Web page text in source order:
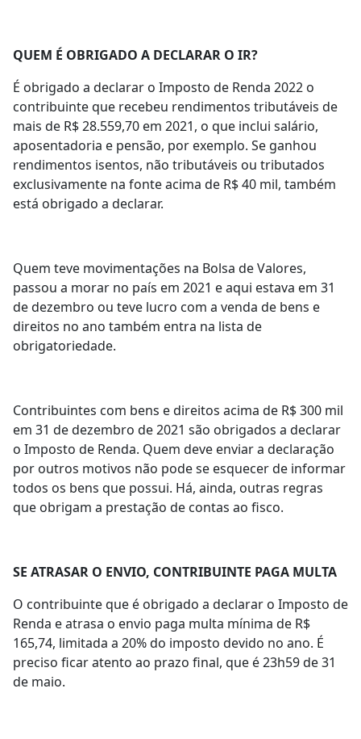
QUEM É OBRIGADO A DECLARAR O IR?
É obrigado a declarar o Imposto de Renda 2022 o
contribuinte que recebeu rendimentos tributáveis de
mais de R$ 28.559,70 em 2021, o que inclui salário,
aposentadoria e pensão, por exemplo. Se ganhou
rendimentos isentos, não tributáveis ou tributados
exclusivamente na fonte acima de R$ 40 mil, também
está obrigado a declarar.
Quem teve movimentações na Bolsa de Valores,
passou a morar no país em 2021 e aqui estava em 31
de dezembro ou teve lucro com a venda de bens e
direitos no ano também entra na lista de
obrigatoriedade.
Contribuintes com bens e direitos acima de R$ 300 mil
em 31 de dezembro de 2021 são obrigados a declarar
o Imposto de Renda. Quem deve enviar a declaração
por outros motivos não pode se esquecer de informar
todos os bens que possui. Há, ainda, outras regras
que obrigam a prestação de contas ao fisco.
SE ATRASAR O ENVIO, CONTRIBUINTE PAGA MULTA
O contribuinte que é obrigado a declarar o Imposto de
Renda e atrasa o envio paga multa mínima de R$
165,74, limitada a 20% do imposto devido no ano. É
preciso ficar atento ao prazo final, que é 23h59 de 31
de maio.